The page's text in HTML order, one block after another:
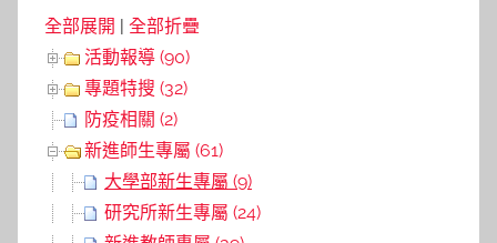
全部展開
全部折疊
活動報導 (90)
專題特搜 (32)
防疫相關 (2)
新進師生專屬 (61)
大學部新生專屬 (9)
研究所新生專屬 (24)